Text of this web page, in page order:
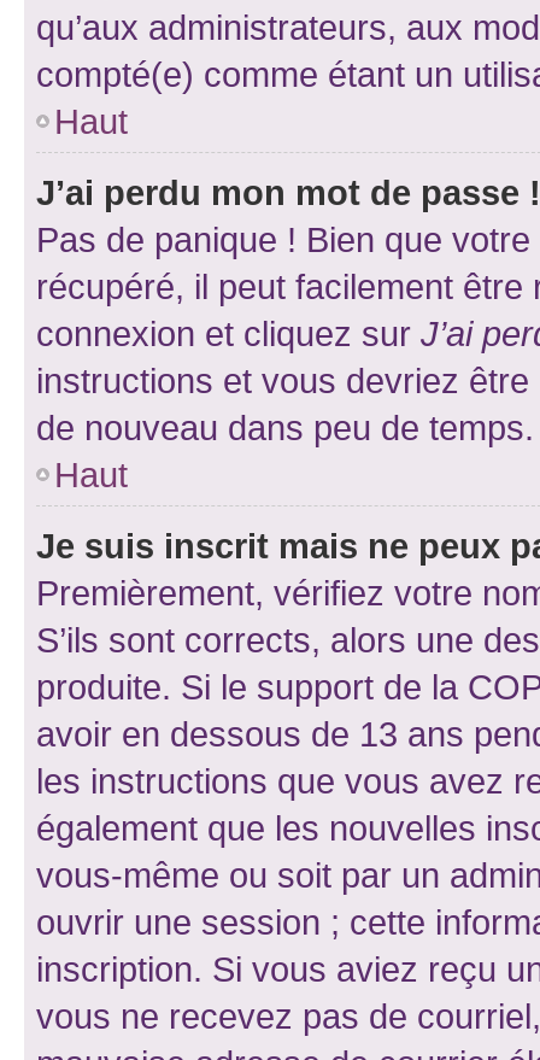
qu’aux administrateurs, aux
compté(e) comme étant un
Haut
J’ai perdu mon mot de passe !
Pas de panique ! Bien que
récupéré, il peut facilement
connexion et cliquez sur J’ai
instructions et vous devriez
de nouveau dans peu de temps.
Haut
Je suis inscrit mais ne peux
Premièrement, vérifiez votre
S’ils sont corrects, alors une
produite. Si le support de la
avoir en dessous de 13 ans
les instructions que vous avez
également que les nouvelles
vous-même ou soit par un
ouvrir une session ; cette
inscription. Si vous aviez reçu
vous ne recevez pas de